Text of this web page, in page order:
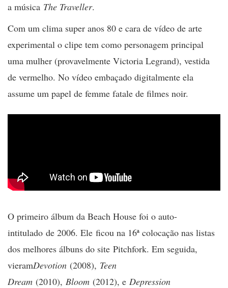
a música The Traveller.
Com um clima super anos 80 e cara de vídeo de arte
experimental o clipe tem como personagem principal
uma mulher (provavelmente Victoria Legrand), vestida
de vermelho. No vídeo embaçado digitalmente ela
assume um papel de femme fatale de filmes noir.
O primeiro álbum da Beach House foi o auto-
intitulado de 2006. Ele ficou na 16ª colocação nas listas
dos melhores álbuns do site Pitchfork. Em seguida,
vieramDevotion (2008), Teen
Dream (2010), Bloom (2012), e Depression